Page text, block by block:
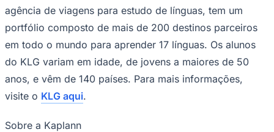
NBA
NFL
Fórmula 1
UFC
Tênis (ATP)
MLB
Atletismo
Vôlei
NBB
Competições de Futebol
agência de viagens para estudo de línguas, tem um
portfólio composto de mais de 200 destinos parceiros
em todo o mundo para aprender 17 línguas. Os alunos
do KLG variam em idade, de jovens a maiores de 50
anos, e vêm de 140 países. Para mais informações,
visite o KLG aqui.
Sobre a Kaplann